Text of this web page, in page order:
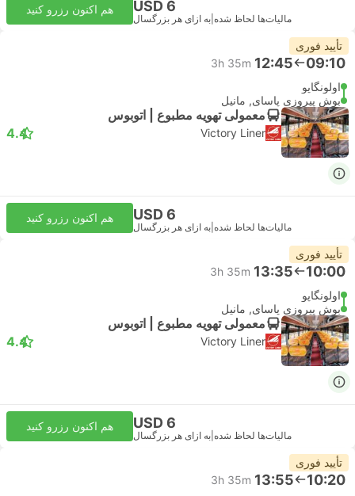
USD 6
مالیات‌ها لحاظ شده به ازای هر بزرگسال
هم اکنون رزرو کنید
تأیید فوری
09:10
12:45
3h 35m
اولونگاپو
بوش پیروزی پاسای, مانیل
معمولی تهویه مطبوع | اتوبوس
Victory Liner
4.4
USD 6
مالیات‌ها لحاظ شده به ازای هر بزرگسال
هم اکنون رزرو کنید
تأیید فوری
10:00
13:35
3h 35m
اولونگاپو
بوش پیروزی پاسای, مانیل
معمولی تهویه مطبوع | اتوبوس
Victory Liner
4.4
USD 6
مالیات‌ها لحاظ شده به ازای هر بزرگسال
هم اکنون رزرو کنید
تأیید فوری
10:20
13:55
3h 35m